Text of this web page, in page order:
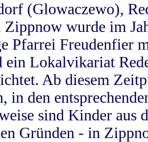
(Glowaczewo),
wurde im
Pfarrei Freudenfier
ein Lokalvikariat
Ab diesem
in den
sind Kinder aus
Gründen - in